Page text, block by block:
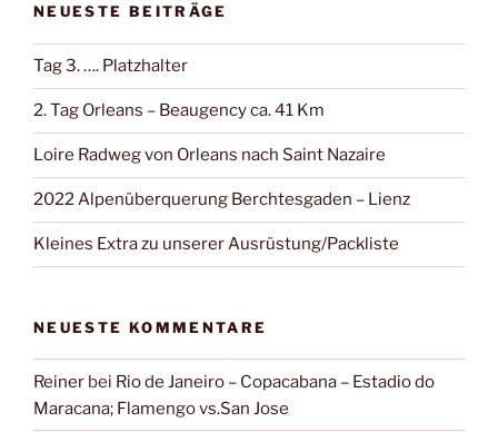
NEUESTE BEITRÄGE
Tag 3. …. Platzhalter
2. Tag Orleans – Beaugency ca. 41 Km
Loire Radweg von Orleans nach Saint Nazaire
2022 Alpenüberquerung Berchtesgaden – Lienz
Kleines Extra zu unserer Ausrüstung/Packliste
NEUESTE KOMMENTARE
Reiner bei Rio de Janeiro – Copacabana – Estadio do
Maracana; Flamengo vs.San Jose